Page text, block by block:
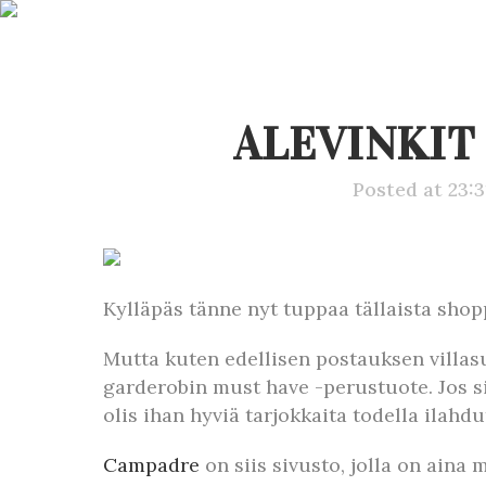
ALEVINKIT
Posted at
Kylläpäs tänne nyt tuppaa tällaista
Mutta kuten edellisen postauksen
garderobin must have -perustuote. Jos
olis ihan hyviä tarjokkaita todella
Campadre on siis sivusto, jolla on aina